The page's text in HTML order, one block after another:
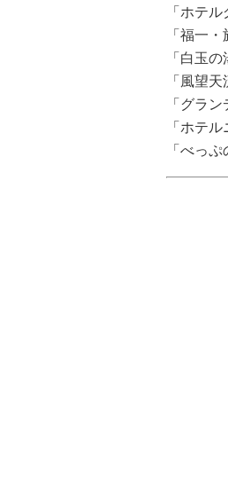
「ホテ
「福一
「白玉
「風望
「グラ
「ホテ
「べっ